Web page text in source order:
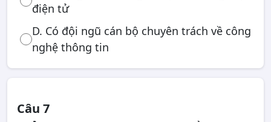
điện tử
D. Có đội ngũ cán bộ chuyên trách về công
nghệ thông tin
Câu 7